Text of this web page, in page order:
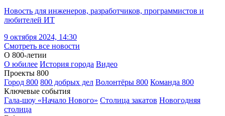
Новость для инженеров, разработчиков, программистов и
любителей ИТ
9 октября 2024, 14:30
Смотреть все новости
О 800-летии
О юбилее История города Видео
Проекты 800
Город 800 800 добрых дел Волонтёры 800 Команда 800
Ключевые события
Гала-шоу «Начало Нового» Столица закатов Новогодняя
столица